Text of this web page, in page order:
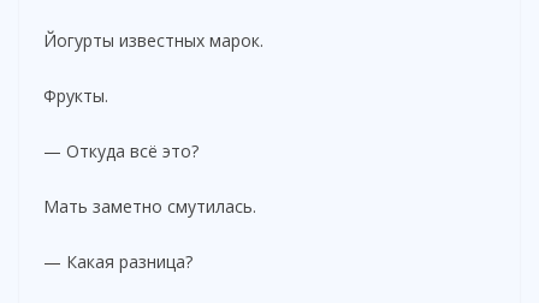
Йогурты известных марок.
Фрукты.
— Откуда всё это?
Мать заметно смутилась.
— Какая разница?